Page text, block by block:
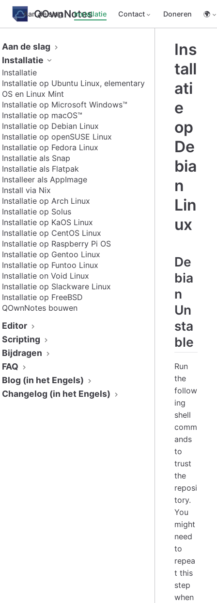
QOwnNotes
Aan de slag Installatie Contact Doneren 🌍
Aan de slag
Installatie
Installatie
Installatie op Ubuntu Linux, elementary
OS en Linux Mint
Installatie op Microsoft Windows™
Installatie op macOS™
Installatie op Debian Linux
Installatie op openSUSE Linux
Installatie op Fedora Linux
Installatie als Snap
Installatie als Flatpak
Installeer als AppImage
Install via Nix
Installatie op Arch Linux
Installatie op Solus
Installatie op KaOS Linux
Installatie op CentOS Linux
Installatie op Raspberry Pi OS
Installatie op Gentoo Linux
Installatie op Funtoo Linux
Installatie on Void Linux
Installatie op Slackware Linux
Installatie op FreeBSD
QOwnNotes bouwen
Editor
Scripting
Bijdragen
FAQ
Blog (in het Engels)
Changelog (in het Engels)
Ins
tall
ati
e
op
De
bia
n
Lin
ux
De
bia
n
Un
sta
ble
Run
the
follow
ing
shell
comm
ands
to
trust
the
reposi
tory.
You
might
need
to
repea
t this
step
when